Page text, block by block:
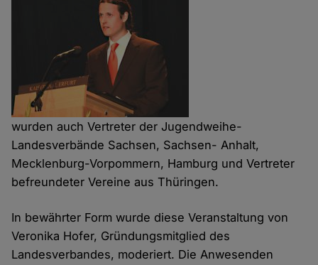
wurden auch Vertreter der Jugendweihe-
Landesverbände Sachsen, Sachsen- Anhalt,
Mecklenburg-Vorpommern, Hamburg und Vertreter
befreundeter Vereine aus Thüringen.
In bewährter Form wurde diese Veranstaltung von
Veronika Hofer, Gründungsmitglied des
Landesverbandes, moderiert. Die Anwesenden